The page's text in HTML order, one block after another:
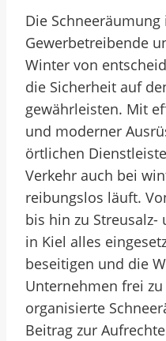
Die
Gewerbetreibende
Winter von
die Sicherheit auf
gewährleisten. Mit
und moderner
örtlichen
Verkehr auch bei
reibungslos läuft.
bis hin zu
in Kiel alles
beseitigen und die
Unternehmen frei
organisierte
Beitrag zur